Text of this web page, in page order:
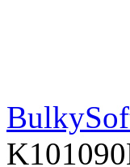
K101090